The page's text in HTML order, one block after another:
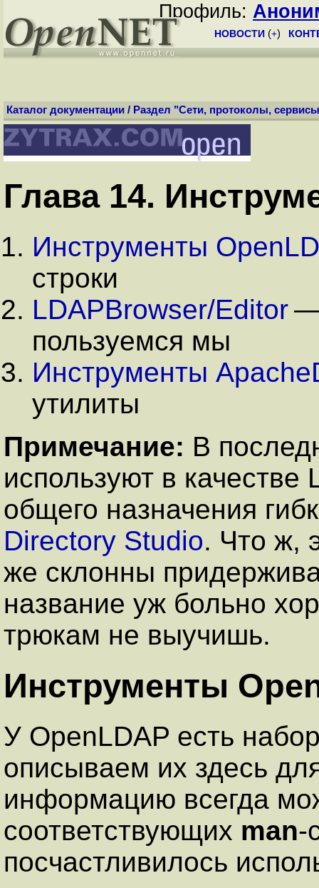
Профиль:
НОВОСТИ (+)
Каталог документации / Раздел "Сети, протоколы,
Глава 14.
Инструменты
строки
LDAPBrowser/Editor—
пользуемся мы
Инструменты
утилиты
Примечание: В
используют в качестве
общего назначения
Directory Studio. Что ж,
же склонны
название уж больно
трюкам не выучишь.
Инструменты
У OpenLDAP есть
описываем их здесь
информацию всегда
соответствующих man-
посчастливилось